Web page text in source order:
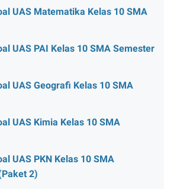
UAS Matematika Kelas 10 SMA
UAS PAI Kelas 10 SMA Semester
UAS Geografi Kelas 10 SMA
UAS Kimia Kelas 10 SMA
UAS PKN Kelas 10 SMA
2)